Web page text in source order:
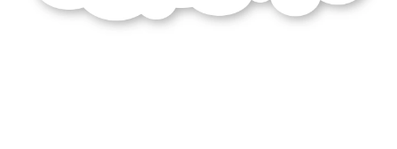
connaître